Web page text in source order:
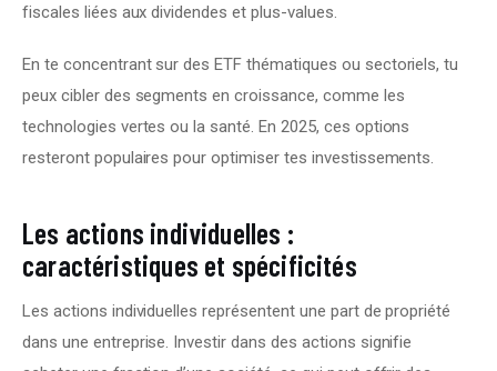
fiscales liées aux dividendes et plus-values.
En te concentrant sur des ETF thématiques ou sectoriels, tu
peux cibler des segments en croissance, comme les
technologies vertes ou la santé. En 2025, ces options
resteront populaires pour optimiser tes investissements.
Les actions individuelles :
caractéristiques et spécificités
Les actions individuelles représentent une part de propriété
dans une entreprise. Investir dans des actions signifie